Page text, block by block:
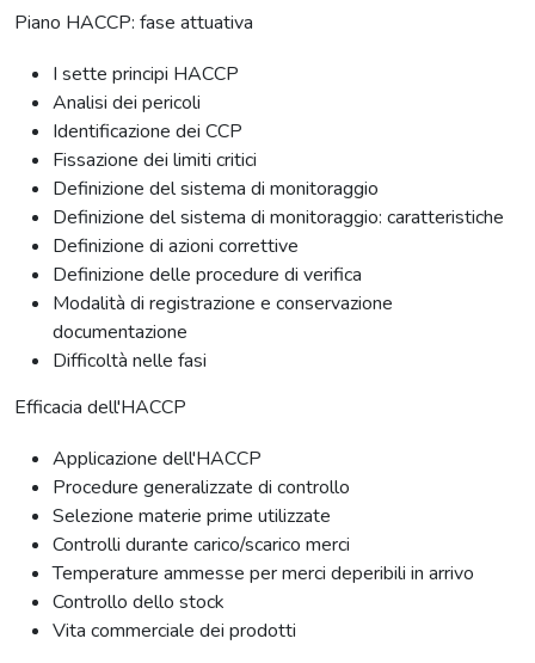
Piano HACCP: fase attuativa
I sette principi HACCP
Analisi dei pericoli
Identificazione dei CCP
Fissazione dei limiti critici
Definizione del sistema di monitoraggio
Definizione del sistema di monitoraggio: caratteristiche
Definizione di azioni correttive
Definizione delle procedure di verifica
Modalità di registrazione e conservazione
documentazione
Difficoltà nelle fasi
Efficacia dell'HACCP
Applicazione dell'HACCP
Procedure generalizzate di controllo
Selezione materie prime utilizzate
Controlli durante carico/scarico merci
Temperature ammesse per merci deperibili in arrivo
Controllo dello stock
Vita commerciale dei prodotti